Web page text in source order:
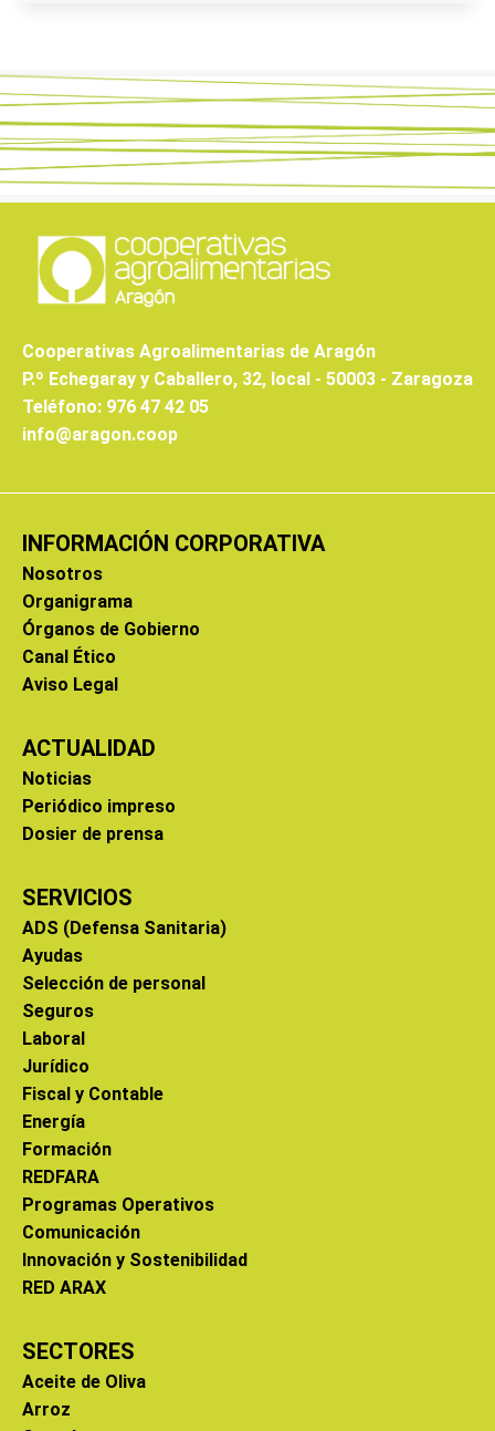
Cooperativas Agroalimentarias de Aragón
P.º Echegaray y Caballero, 32, local - 50003 - Zaragoza
Teléfono: 976 47 42 05
info@aragon.coop
INFORMACIÓN CORPORATIVA
Nosotros
Organigrama
Órganos de Gobierno
Canal Ético
Aviso Legal
ACTUALIDAD
Noticias
Periódico impreso
Dosier de prensa
SERVICIOS
ADS (Defensa Sanitaria)
Ayudas
Selección de personal
Seguros
Laboral
Jurídico
Fiscal y Contable
Energía
Formación
REDFARA
Programas Operativos
Comunicación
Innovación y Sostenibilidad
RED ARAX
SECTORES
Aceite de Oliva
Arroz